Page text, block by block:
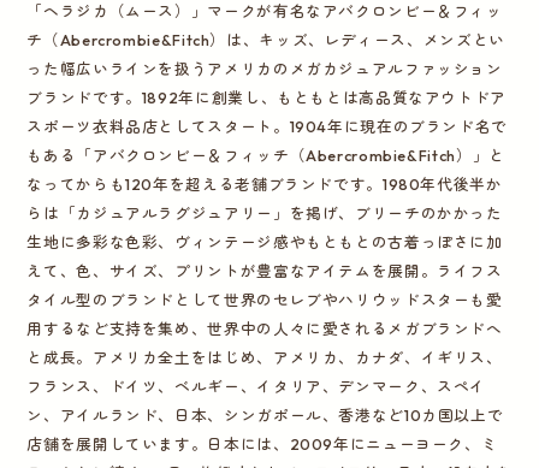
「ヘラジカ（ムース）」マークが有名なアバクロンビー＆フィッ
チ（Abercrombie&Fitch）は、キッズ、レディース、メンズとい
った幅広いラインを扱うアメリカのメガカジュアルファッション
ブランドです。1892年に創業し、もともとは高品質なアウトドア
スポーツ衣料品店としてスタート。1904年に現在のブランド名で
もある「アバクロンビー＆フィッチ（Abercrombie&Fitch）」と
なってからも120年を超える老舗ブランドです。1980年代後半か
らは「カジュアルラグジュアリー」を掲げ、ブリーチのかかった
生地に多彩な色彩、ヴィンテージ感やもともとの古着っぽさに加
えて、色、サイズ、プリントが豊富なアイテムを展開。ライフス
タイル型のブランドとして世界のセレブやハリウッドスターも愛
用するなど支持を集め、世界中の人々に愛されるメガブランドへ
と成長。アメリカ全土をはじめ、アメリカ、カナダ、イギリス、
フランス、ドイツ、ベルギー、イタリア、デンマーク、スペイ
ン、アイルランド、日本、シンガポール、香港など10カ国以上で
店舗を展開しています。日本には、2009年にニューヨーク、ミ